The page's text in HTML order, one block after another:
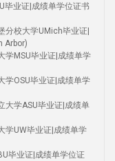
毕业证|成绩单学位证书
分校大学UMich毕业证|
Arbor)
学MSU毕业证|成绩单学
学OSU毕业证|成绩单学
大学ASU毕业证|成绩单
学UW毕业证|成绩单学
毕业证|成绩单学位证